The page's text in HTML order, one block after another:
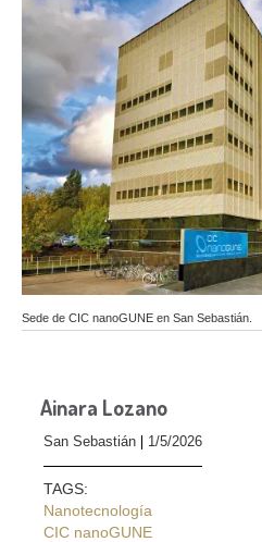
Sede de CIC nanoGUNE en San Sebastián.
Ainara Lozano
San Sebastián 1/5/2026
TAGS:
Nanotecnología
CIC nanoGUNE